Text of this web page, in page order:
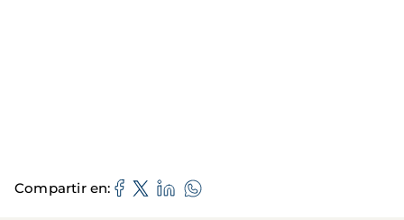
Compartir en